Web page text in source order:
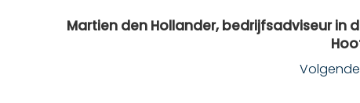
Martien den Hollander, bedrijfsadviseur in